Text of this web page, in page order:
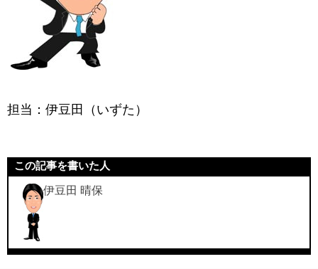
担当：伊豆田（いずた）
この記事を書いた人
伊豆田 晴保